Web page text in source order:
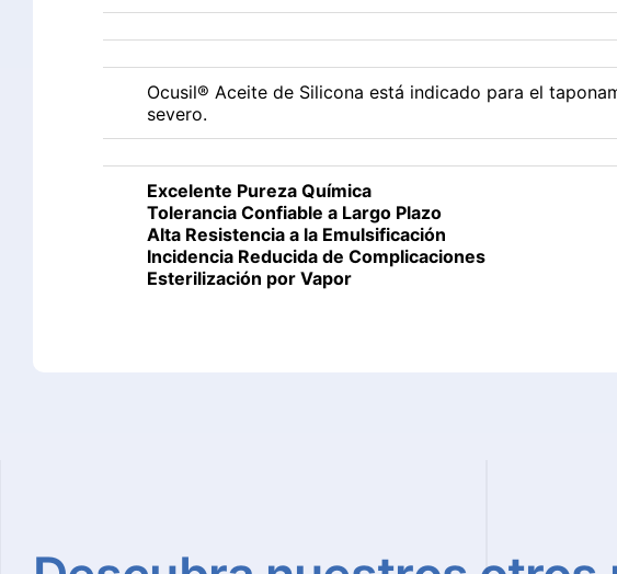
Ocusil® Aceite de Silicona está indicado para el
severo.
Excelente Pureza Química
Tolerancia Confiable a Largo Plazo
Alta Resistencia a la Emulsificación
Incidencia Reducida de Complicaciones
Esterilización por Vapor